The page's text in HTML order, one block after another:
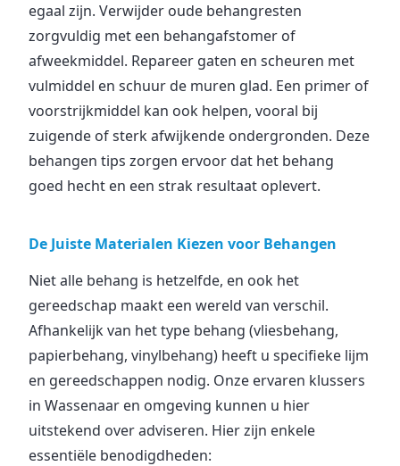
egaal zijn. Verwijder oude behangresten
zorgvuldig met een behangafstomer of
afweekmiddel. Repareer gaten en scheuren met
vulmiddel en schuur de muren glad. Een primer of
voorstrijkmiddel kan ook helpen, vooral bij
zuigende of sterk afwijkende ondergronden. Deze
behangen tips zorgen ervoor dat het behang
goed hecht en een strak resultaat oplevert.
De Juiste Materialen Kiezen voor Behangen
Niet alle behang is hetzelfde, en ook het
gereedschap maakt een wereld van verschil.
Afhankelijk van het type behang (vliesbehang,
papierbehang, vinylbehang) heeft u specifieke lijm
en gereedschappen nodig. Onze ervaren klussers
in Wassenaar en omgeving kunnen u hier
uitstekend over adviseren. Hier zijn enkele
essentiële benodigdheden: